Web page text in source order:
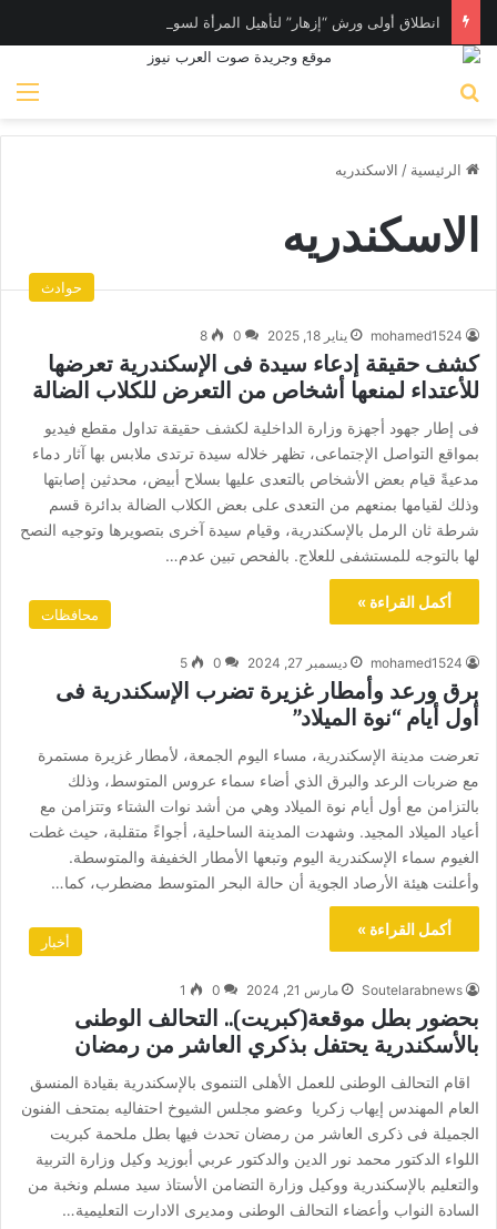
الرئيسية / الاسكندريه
الاسكندريه
حوادث
mohamed1524 يناير 18, 2025 0
8
كشف حقيقة إدعاء سيدة فى الإسكندرية تعرضها
للأعتداء لمنعها أشخاص من التعرض للكلاب الضالة
فى إطار جهود أجهزة وزارة الداخلية لكشف حقيقة تداول مقطع فيديو
بمواقع التواصل الإجتماعى، تظهر خلاله سيدة ترتدى ملابس بها آثار دماء
مدعيةً قيام بعض الأشخاص بالتعدى عليها بسلاح أبيض، محدثين إصابتها
وذلك لقيامها بمنعهم من التعدى على بعض الكلاب الضالة بدائرة قسم
شرطة ثان الرمل بالإسكندرية، وقيام سيدة آخرى بتصويرها وتوجيه النصح
لها بالتوجه للمستشفى للعلاج. بالفحص تبين عدم…
أكمل القراءة »
محافظات
mohamed1524 ديسمبر 27, 2024 0
5
برق ورعد وأمطار غزيرة تضرب الإسكندرية فى
أول أيام “نوة الميلاد”
تعرضت مدينة الإسكندرية، مساء اليوم الجمعة، لأمطار غزيرة مستمرة
مع ضربات الرعد والبرق الذي أضاء سماء عروس المتوسط، وذلك
بالتزامن مع أول أيام نوة الميلاد وهي من أشد نوات الشتاء وتتزامن مع
أعياد الميلاد المجيد. وشهدت المدينة الساحلية، أجواءً متقلبة، حيث غطت
الغيوم سماء الإسكندرية اليوم وتبعها الأمطار الخفيفة والمتوسطة.
وأعلنت هيئة الأرصاد الجوية أن حالة البحر المتوسط مضطرب، كما…
أكمل القراءة »
أخبار
Soutelarabnews مارس 21, 2024 0
1
بحضور بطل موقعة(كبريت).. التحالف الوطنى
بالأسكندرية يحتفل بذكري العاشر من رمضان
اقام التحالف الوطنى للعمل الأهلى التنموى بالإسكندرية بقيادة المنسق
العام المهندس إيهاب زكريا وعضو مجلس الشيوخ احتفاليه بمتحف الفنون
الجميلة فى ذكرى العاشر من رمضان تحدث فيها بطل ملحمة كبريت
اللواء الدكتور محمد نور الدين والدكتور عربي أبوزيد وكيل وزارة التربية
والتعليم بالإسكندرية ووكيل وزارة التضامن الأستاذ سيد مسلم ونخبة من
السادة النواب وأعضاء التحالف الوطنى ومديرى الادارت التعليمية…